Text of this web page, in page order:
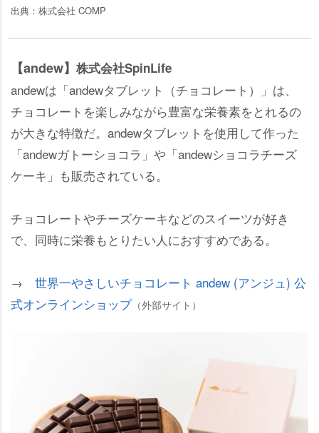
出典：株式会社 COMP
【andew】 株式会社SpinLife
andewは「andewタブレット（チョコレート）」は、
チョコレートを楽しみながら豊富な栄養素をとれるの
が大きな特徴だ。andewタブレットを使用して作った
「andewガトーショコラ」や「andewショコラチーズ
ケーキ」も販売されている。
チョコレートやチーズケーキなどのスイーツが好き
で、同時に栄養もとりたい人におすすめである。
→ 世界一やさしいチョコレート andew (アンジュ) 公
式オンラインショップ（外部サイト）